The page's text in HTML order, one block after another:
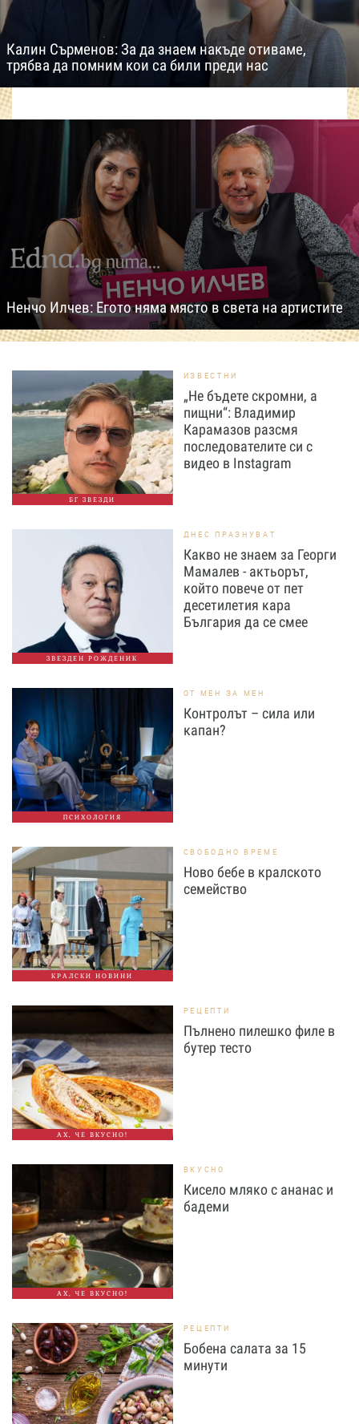
Калин Сърменов: За да знаем накъде отиваме,
трябва да помним кои са били преди нас
Ненчо Илчев: Егото няма място в света на артистите
БГ ЗВЕЗДИ
ИЗВЕСТНИ
„Не бъдете скромни, а
пищни“: Владимир
Карамазов разсмя
последователите си с
видео в Instagram
ЗВЕЗДЕН РОЖДЕНИК
ДНЕС ПРАЗНУВАТ
Какво не знаем за Георги
Мамалев - актьорът,
който повече от пет
десетилетия кара
България да се смее
ПСИХОЛОГИЯ
ОТ МЕН ЗА МЕН
Контролът – сила или
капан?
КРАЛСКИ НОВИНИ
СВОБОДНО ВРЕМЕ
Ново бебе в кралското
семейство
АХ, ЧЕ ВКУСНО!
РЕЦЕПТИ
Пълнено пилешко филе в
бутер тесто
АХ, ЧЕ ВКУСНО!
ВКУСНО
Кисело мляко с ананас и
бадеми
РЕЦЕПТИ
Бобена салата за 15
минути